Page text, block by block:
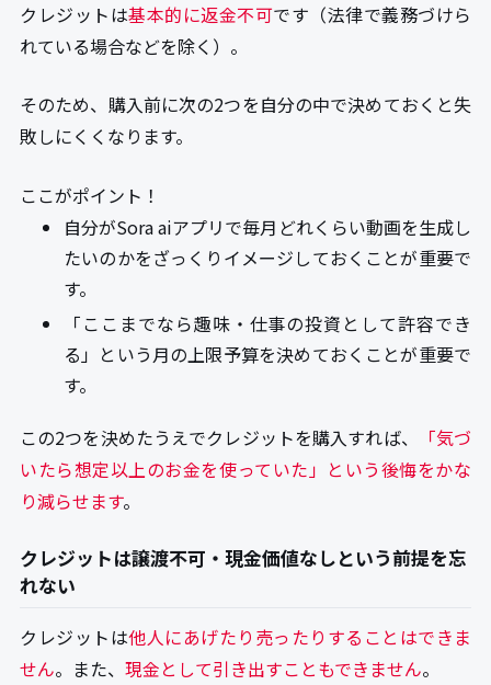
クレジットは基本的に返金不可です（法律で義務づけら
れている場合などを除く）。
そのため、購入前に次の2つを自分の中で決めておくと失
敗しにくくなります。
ここがポイント！
自分がSora aiアプリで毎月どれくらい動画を生成し
たいのかをざっくりイメージしておくことが重要で
す。
「ここまでなら趣味・仕事の投資として許容でき
る」という月の上限予算を決めておくことが重要で
す。
この2つを決めたうえでクレジットを購入すれば、
「気づ
いたら想定以上のお金を使っていた」という後悔をかな
り減らせます。
クレジットは譲渡不可・現金価値なしという前提を忘
れない
クレジットは他人にあげたり売ったりすることはできま
せん。また、 現金として引き出すこともできません。